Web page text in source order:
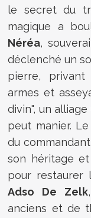
le secret du
magique a
Néréa,
déclenché un
pierre,
armes et
divin", un
peut manier.
du
son héritage et
pour restaurer
Adso De Zelk
anciens et de